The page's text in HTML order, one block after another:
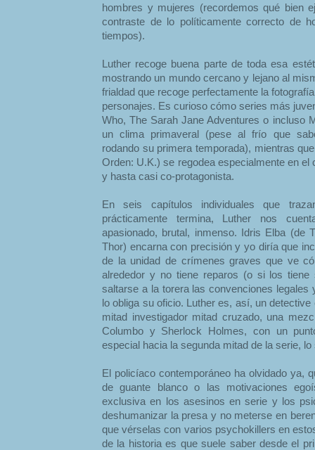
hombres y mujeres (recordemos qué bien
contraste de lo políticamente correcto de
tiempos).
Luther recoge buena parte de toda esa
mostrando un mundo cercano y lejano al
frialdad que recoge perfectamente la
personajes. Es curioso cómo series más
Who, The Sarah Jane Adventures o incluso
un clima primaveral (pese al frío que
rodando su primera temporada), mientras
Orden: U.K.) se regodea especialmente en
y hasta casi co-protagonista.
En seis capítulos individuales que
prácticamente termina, Luther nos
apasionado, brutal, inmenso. Idris Elba (de
Thor) encarna con precisión y yo diría que
de la unidad de crímenes graves que ve
alrededor y no tiene reparos (o si los tiene
saltarse a la torera las convenciones legales
lo obliga su oficio. Luther es, así, un
mitad investigador mitad cruzado, una
Columbo y Sherlock Holmes, con un
especial hacia la segunda mitad de la serie,
El policíaco contemporáneo ha olvidado ya,
de guante blanco o las motivaciones
exclusiva en los asesinos en serie y los
deshumanizar la presa y no meterse en
que vérselas con varios psychokillers en
de la historia es que suele saber desde el